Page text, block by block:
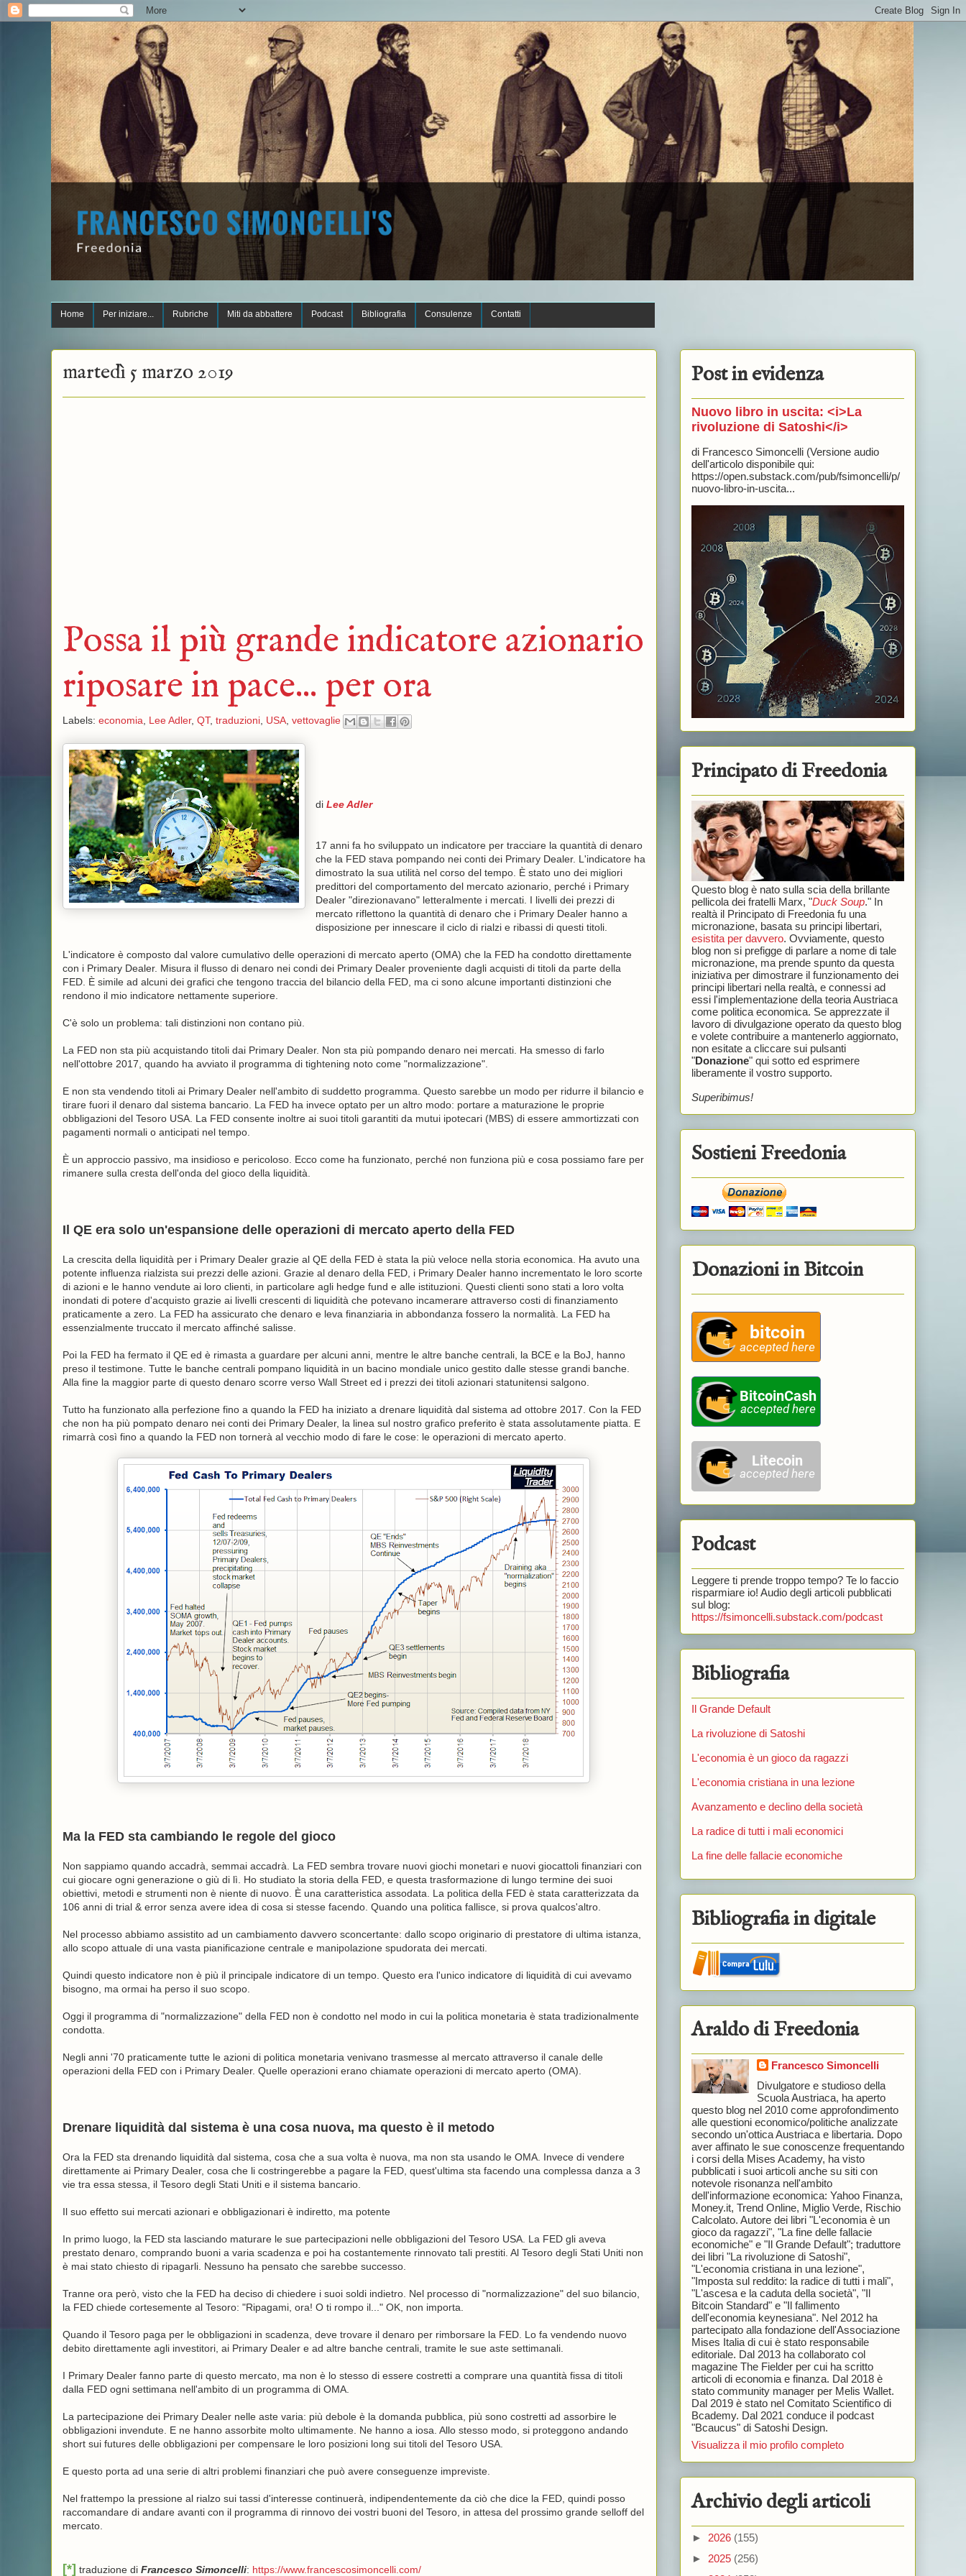
Home Per iniziare... Rubriche Miti da abbattere Podcast Bibliografia Consulenze Contatti
martedì 5 marzo 2019
Possa il più grande indicatore azionario
riposare in pace... per ora
Labels: economia, Lee Adler, QT, traduzioni, USA, vettovaglie
di Lee Adler
17 anni fa ho sviluppato un indicatore per tracciare la quantità di denaro
che la FED stava pompando nei conti dei Primary Dealer. L'indicatore ha
dimostrato la sua utilità nel corso del tempo. È stato uno dei migliori
predittori del comportamento del mercato azionario, perché i Primary
Dealer "direzionavano" letteralmente i mercati. I livelli dei prezzi di
mercato riflettono la quantità di denaro che i Primary Dealer hanno a
disposizione per innescare il ciclo di rialzi e ribassi di questi titoli.
L'indicatore è composto dal valore cumulativo delle operazioni di mercato aperto (OMA) che la FED ha condotto direttamente
con i Primary Dealer. Misura il flusso di denaro nei condi dei Primary Dealer proveniente dagli acquisti di titoli da parte della
FED. È simile ad alcuni dei grafici che tengono traccia del bilancio della FED, ma ci sono alcune importanti distinzioni che
rendono il mio indicatore nettamente superiore.
C'è solo un problema: tali distinzioni non contano più.
La FED non sta più acquistando titoli dai Primary Dealer. Non sta più pompando denaro nei mercati. Ha smesso di farlo
nell'ottobre 2017, quando ha avviato il programma di tightening noto come "normalizzazione".
E non sta vendendo titoli ai Primary Dealer nell'ambito di suddetto programma. Questo sarebbe un modo per ridurre il bilancio e
tirare fuori il denaro dal sistema bancario. La FED ha invece optato per un altro modo: portare a maturazione le proprie
obbligazioni del Tesoro USA. La FED consente inoltre ai suoi titoli garantiti da mutui ipotecari (MBS) di essere ammortizzati con
pagamenti normali o anticipati nel tempo.
È un approccio passivo, ma insidioso e pericoloso. Ecco come ha funzionato, perché non funziona più e cosa possiamo fare per
rimanere sulla cresta dell'onda del gioco della liquidità.
Il QE era solo un'espansione delle operazioni di mercato aperto della FED
La crescita della liquidità per i Primary Dealer grazie al QE della FED è stata la più veloce nella storia economica. Ha avuto una
potente influenza rialzista sui prezzi delle azioni. Grazie al denaro della FED, i Primary Dealer hanno incrementato le loro scorte
di azioni e le hanno vendute ai loro clienti, in particolare agli hedge fund e alle istituzioni. Questi clienti sono stati a loro volta
inondati di potere d'acquisto grazie ai livelli crescenti di liquidità che potevano incamerare attraverso costi di finanziamento
praticamente a zero. La FED ha assicurato che denaro e leva finanziaria in abbondanza fossero la normalità. La FED ha
essenzialmente truccato il mercato affinché salisse.
Poi la FED ha fermato il QE ed è rimasta a guardare per alcuni anni, mentre le altre banche centrali, la BCE e la BoJ, hanno
preso il testimone. Tutte le banche centrali pompano liquidità in un bacino mondiale unico gestito dalle stesse grandi banche.
Alla fine la maggior parte di questo denaro scorre verso Wall Street ed i prezzi dei titoli azionari statunitensi salgono.
Tutto ha funzionato alla perfezione fino a quando la FED ha iniziato a drenare liquidità dal sistema ad ottobre 2017. Con la FED
che non ha più pompato denaro nei conti dei Primary Dealer, la linea sul nostro grafico preferito è stata assolutamente piatta. E
rimarrà così fino a quando la FED non tornerà al vecchio modo di fare le cose: le operazioni di mercato aperto.
Ma la FED sta cambiando le regole del gioco
Non sappiamo quando accadrà, semmai accadrà. La FED sembra trovare nuovi giochi monetari e nuovi giocattoli finanziari con
cui giocare ogni generazione o giù di lì. Ho studiato la storia della FED, e questa trasformazione di lungo termine dei suoi
obiettivi, metodi e strumenti non è niente di nuovo. È una caratteristica assodata. La politica della FED è stata caratterizzata da
106 anni di trial & error senza avere idea di cosa si stesse facendo. Quando una politica fallisce, si prova qualcos'altro.
Nel processo abbiamo assistito ad un cambiamento davvero sconcertante: dallo scopo originario di prestatore di ultima istanza,
allo scopo attuale di una vasta pianificazione centrale e manipolazione spudorata dei mercati.
Quindi questo indicatore non è più il principale indicatore di un tempo. Questo era l'unico indicatore di liquidità di cui avevamo
bisogno, ma ormai ha perso il suo scopo.
Oggi il programma di "normalizzazione" della FED non è condotto nel modo in cui la politica monetaria è stata tradizionalmente
condotta.
Negli anni '70 praticamente tutte le azioni di politica monetaria venivano trasmesse al mercato attraverso il canale delle
operazioni della FED con i Primary Dealer. Quelle operazioni erano chiamate operazioni di mercato aperto (OMA).
Drenare liquidità dal sistema è una cosa nuova, ma questo è il metodo
Ora la FED sta drenando liquidità dal sistema, cosa che a sua volta è nuova, ma non sta usando le OMA. Invece di vendere
direttamente ai Primary Dealer, cosa che li costringerebbe a pagare la FED, quest'ultima sta facendo una complessa danza a 3
vie tra essa stessa, il Tesoro degli Stati Uniti e il sistema bancario.
Il suo effetto sui mercati azionari e obbligazionari è indiretto, ma potente
In primo luogo, la FED sta lasciando maturare le sue partecipazioni nelle obbligazioni del Tesoro USA. La FED gli aveva
prestato denaro, comprando buoni a varia scadenza e poi ha costantemente rinnovato tali prestiti. Al Tesoro degli Stati Uniti non
è mai stato chiesto di ripagarli. Nessuno ha pensato che sarebbe successo.
Tranne ora però, visto che la FED ha deciso di chiedere i suoi soldi indietro. Nel processo di "normalizzazione" del suo bilancio,
la FED chiede cortesemente al Tesoro: "Ripagami, ora! O ti rompo il..." OK, non importa.
Quando il Tesoro paga per le obbligazioni in scadenza, deve trovare il denaro per rimborsare la FED. Lo fa vendendo nuovo
debito direttamente agli investitori, ai Primary Dealer e ad altre banche centrali, tramite le sue aste settimanali.
I Primary Dealer fanno parte di questo mercato, ma non è lo stesso di essere costretti a comprare una quantità fissa di titoli
dalla FED ogni settimana nell'ambito di un programma di OMA.
La partecipazione dei Primary Dealer nelle aste varia: più debole è la domanda pubblica, più sono costretti ad assorbire le
obbligazioni invendute. E ne hanno assorbite molto ultimamente. Ne hanno a iosa. Allo stesso modo, si proteggono andando
short sui futures delle obbligazioni per compensare le loro posizioni long sui titoli del Tesoro USA.
E questo porta ad una serie di altri problemi finanziari che può avere conseguenze impreviste.
Nel frattempo la pressione al rialzo sui tassi d'interesse continuerà, indipendentemente da ciò che dice la FED, quindi posso
raccomandare di andare avanti con il programma di rinnovo dei vostri buoni del Tesoro, in attesa del prossimo grande selloff del
mercato.
[*] traduzione di Francesco Simoncelli: https://www.francescosimoncelli.com/
Post in evidenza
Nuovo libro in uscita: <i>La
rivoluzione di Satoshi</i>
di Francesco Simoncelli (Versione audio
dell'articolo disponibile qui:
https://open.substack.com/pub/fsimoncelli/p/
nuovo-libro-in-uscita...
Principato di Freedonia
Questo blog è nato sulla scia della brillante
pellicola dei fratelli Marx, "Duck Soup." In
realtà il Principato di Freedonia fu una
micronazione, basata su principi libertari,
esistita per davvero. Ovviamente, questo
blog non si prefigge di parlare a nome di tale
micronazione, ma prende spunto da questa
iniziativa per dimostrare il funzionamento dei
principi libertari nella realtà, e connessi ad
essi l'implementazione della teoria Austriaca
come politica economica. Se apprezzate il
lavoro di divulgazione operato da questo blog
e volete contribuire a mantenerlo aggiornato,
non esitate a cliccare sui pulsanti
"Donazione" qui sotto ed esprimere
liberamente il vostro supporto.
Superibimus!
Sostieni Freedonia
Donazioni in Bitcoin
Podcast
Leggere ti prende troppo tempo? Te lo faccio
risparmiare io! Audio degli articoli pubblicati
sul blog:
https://fsimoncelli.substack.com/podcast
Bibliografia
Il Grande Default
La rivoluzione di Satoshi
L'economia è un gioco da ragazzi
L'economia cristiana in una lezione
Avanzamento e declino della società
La radice di tutti i mali economici
La fine delle fallacie economiche
Bibliografia in digitale
Araldo di Freedonia
Francesco Simoncelli
Divulgatore e studioso della
Scuola Austriaca, ha aperto
questo blog nel 2010 come approfondimento
alle questioni economico/politiche analizzate
secondo un'ottica Austriaca e libertaria. Dopo
aver affinato le sue conoscenze frequentando
i corsi della Mises Academy, ha visto
pubblicati i suoi articoli anche su siti con
notevole risonanza nell'ambito
dell'informazione economica: Yahoo Finanza,
Money.it, Trend Online, Miglio Verde, Rischio
Calcolato. Autore dei libri "L'economia è un
gioco da ragazzi", "La fine delle fallacie
economiche" e "Il Grande Default"; traduttore
dei libri "La rivoluzione di Satoshi",
"L'economia cristiana in una lezione",
"Imposta sul reddito: la radice di tutti i mali",
"L'ascesa e la caduta della società", "Il
Bitcoin Standard" e "Il fallimento
dell'economia keynesiana". Nel 2012 ha
partecipato alla fondazione dell'Associazione
Mises Italia di cui è stato responsabile
editoriale. Dal 2013 ha collaborato col
magazine The Fielder per cui ha scritto
articoli di economia e finanza. Dal 2018 è
stato community manager per Melis Wallet.
Dal 2019 è stato nel Comitato Scientifico di
Bcademy. Dal 2021 conduce il podcast
"Bcaucus" di Satoshi Design.
Visualizza il mio profilo completo
Archivio degli articoli
► 2026 (155)
► 2025 (256)